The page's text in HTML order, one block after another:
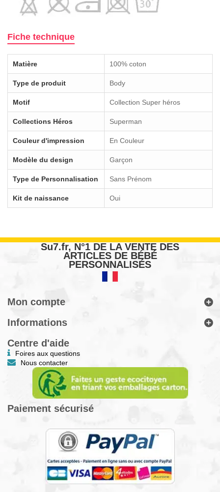
Fiche technique
Matière 100% coton
Type de produit Body
Motif Collection Super héros
Collections Héros Superman
Couleur d'impression En Couleur
Modèle du design Garçon
Type de Personnalisation Sans Prénom
Kit de naissance Oui
Su7.fr, N°1 DE LA VENTE DES
ARTICLES DE BÉBÉ
PERSONNALISÉS
Mon compte
Informations
Centre d'aide
Foires aux questions
Nous contacter
Paiement sécurisé